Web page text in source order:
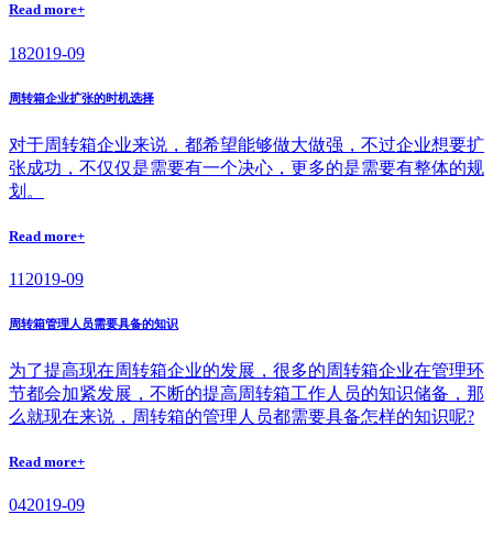
Read more+
182019-09
周转箱企业扩张的时机选择
对于周转箱企业来说，都希望能够做大做强，不过企业想要扩
张成功，不仅仅是需要有一个决心，更多的是需要有整体的规
划。
Read more+
11 2019-09
周转箱管理人员需要具备的知识
为了提高现在周转箱企业的发展，很多的周转箱企业在管理环
节都会加紧发展，不断的提高周转箱工作人员的知识储备，那
么就现在来说，周转箱的管理人员都需要具备怎样的知识呢?
Read more+
042019-09